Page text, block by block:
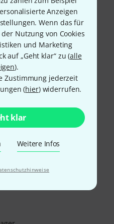
Anzeigen
Wenn das für
Nutzung von Cookies
und Marketing
auf „Geht klar“ zu (alle
).
Zustimmung jederzeit
(hier) widerrufen.
klar
Weitere Infos
per Nachnahme,
Klarna Sofort bezahlen